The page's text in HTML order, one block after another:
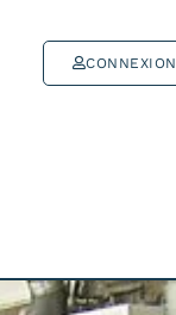
CONNEXION